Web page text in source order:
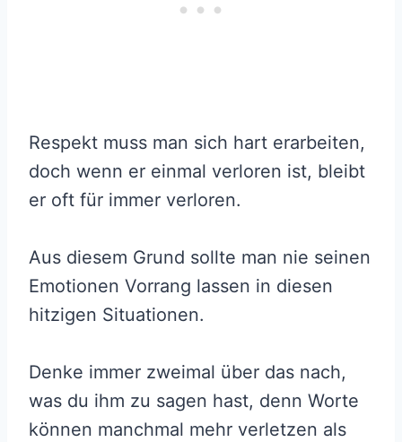
Respekt muss man sich hart erarbeiten,
doch wenn er einmal verloren ist, bleibt
er oft für immer verloren.
Aus diesem Grund sollte man nie seinen
Emotionen Vorrang lassen in diesen
hitzigen Situationen.
Denke immer zweimal über das nach,
was du ihm zu sagen hast, denn Worte
können manchmal mehr verletzen als